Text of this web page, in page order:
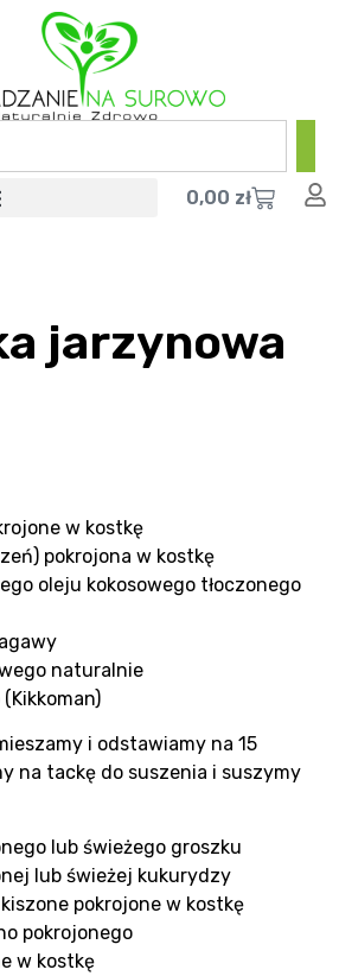
0,00 zł
jarzynowa
w kostkę
pokrojona w kostkę
oleju kokosowego tłoczonego
naturalnie
i odstawiamy na 15
na tackę do suszenia i suszymy
lub świeżego groszku
lub świeżej kukurydzy
pokrojone w kostkę
pokrojonego
w kostkę